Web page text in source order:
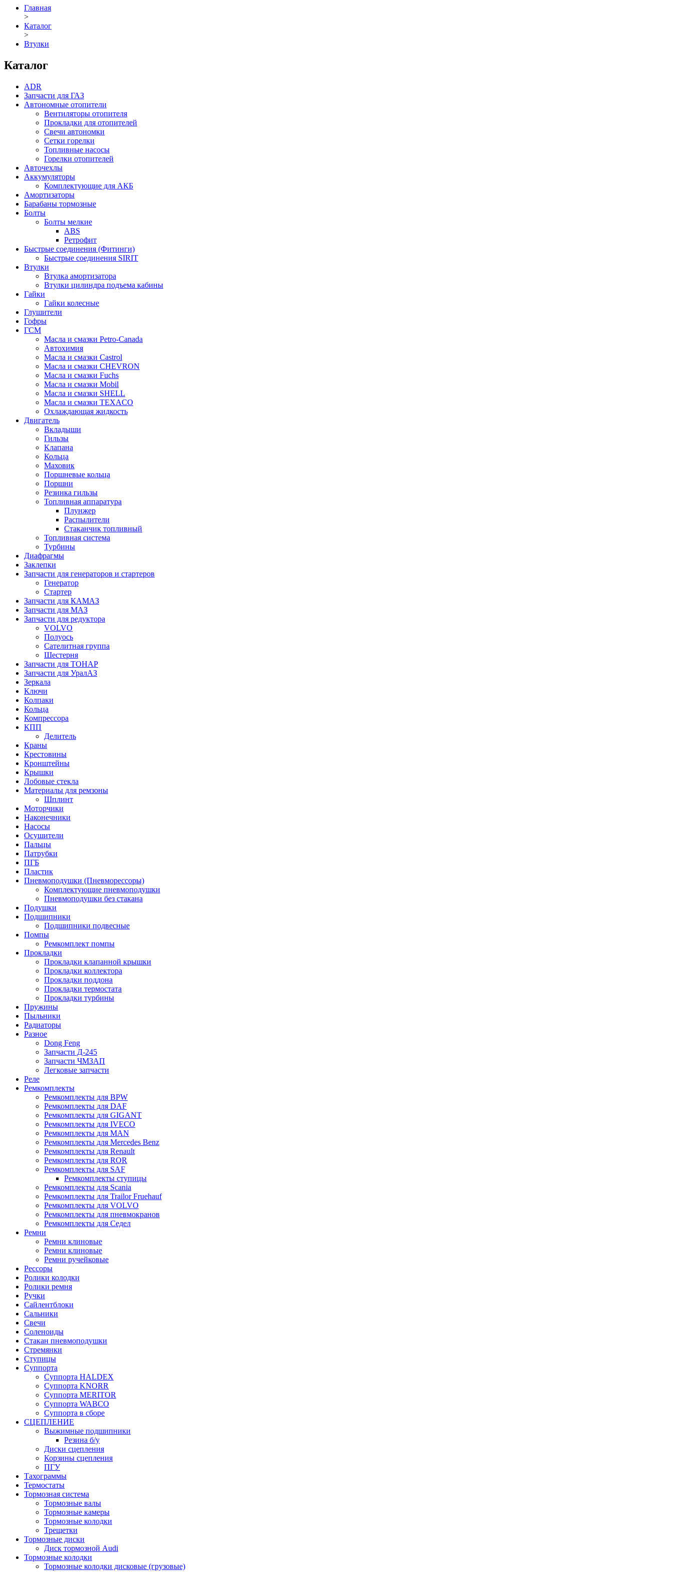
Главная
>
Каталог
>
Втулки
Каталог
ADR
Запчасти для ГАЗ
Автономные отопители
Вентиляторы отопителя
Прокладки для отопителей
Свечи автономки
Сетки горелки
Топливные насосы
Горелки отопителей
Авточехлы
Аккумуляторы
Комплектующие для АКБ
Амортизаторы
Барабаны тормозные
Болты
Болты мелкие
ABS
Ретрофит
Быстрые соединения (Фитинги)
Быстрые соединения SIRIT
Втулки
Втулка амортизатора
Втулки цилиндра подъема кабины
Гайки
Гайки колесные
Глушители
Гофры
ГСМ
Масла и смазки Petro-Canada
Автохимия
Масла и смазки Castrol
Масла и смазки CHEVRON
Масла и смазки Fuchs
Масла и смазки Mobil
Масла и смазки SHELL
Масла и смазки TEXACO
Охлаждающая жидкость
Двигатель
Вкладыши
Гильзы
Клапана
Кольца
Маховик
Поршневые кольца
Поршни
Резинка гильзы
Топливная аппаратура
Плунжер
Распылители
Стаканчик топливный
Топливная система
Турбины
Диафрагмы
Заклепки
Запчасти для генераторов и стартеров
Генератор
Стартер
Запчасти для КАМАЗ
Запчасти для МАЗ
Запчасти для редуктора
VOLVO
Полуось
Сателитная группа
Шестерня
Запчасти для ТОНАР
Запчасти для УралАЗ
Зеркала
Ключи
Колпаки
Кольца
Компрессора
КПП
Делитель
Краны
Крестовины
Кронштейны
Крышки
Лобовые стекла
Материалы для ремзоны
Шплинт
Моторчики
Наконечники
Насосы
Осушители
Пальцы
Патрубки
ПГБ
Пластик
Пневмоподушки (Пневморессоры)
Комплектующие пневмоподушки
Пневмоподушки без стакана
Подушки
Подшипники
Подшипники подвесные
Помпы
Ремкомплект помпы
Прокладки
Прокладки клапанной крышки
Прокладки коллектора
Прокладки поддона
Прокладки термостата
Прокладки турбины
Пружины
Пыльники
Радиаторы
Разное
Dong Feng
Запчасти Д-245
Запчасти ЧМЗАП
Легковые запчасти
Реле
Ремкомплекты
Ремкомплекты для BPW
Ремкомплекты для DAF
Ремкомплекты для GIGANT
Ремкомплекты для IVECO
Ремкомплекты для MAN
Ремкомплекты для Mercedes Benz
Ремкомплекты для Renault
Ремкомплекты для ROR
Ремкомплекты для SAF
Ремкомплекты ступицы
Ремкомплекты для Scania
Ремкомплекты для Trailor Fruehauf
Ремкомплекты для VOLVO
Ремкомплекты для пневмокранов
Ремкомплекты для Седел
Ремни
Ремни клиновые
Ремни клиновые
Ремни ручейковые
Рессоры
Ролики колодки
Ролики ремня
Ручки
Сайлентблоки
Сальники
Свечи
Соленоиды
Стакан пневмоподушки
Стремянки
Ступицы
Суппорта
Суппорта HALDEX
Суппорта KNORR
Суппорта MERITOR
Суппорта WABCO
Суппорта в сборе
СЦЕПЛЕНИЕ
Выжимные подшипники
Резина б/у
Диски сцепления
Корзины сцепления
ПГУ
Тахограммы
Термостаты
Тормозная система
Тормозные валы
Тормозные камеры
Тормозные колодки
Трещетки
Тормозные диски
Диск тормозной Audi
Тормозные колодки
Тормозные колодки дисковые (грузовые)